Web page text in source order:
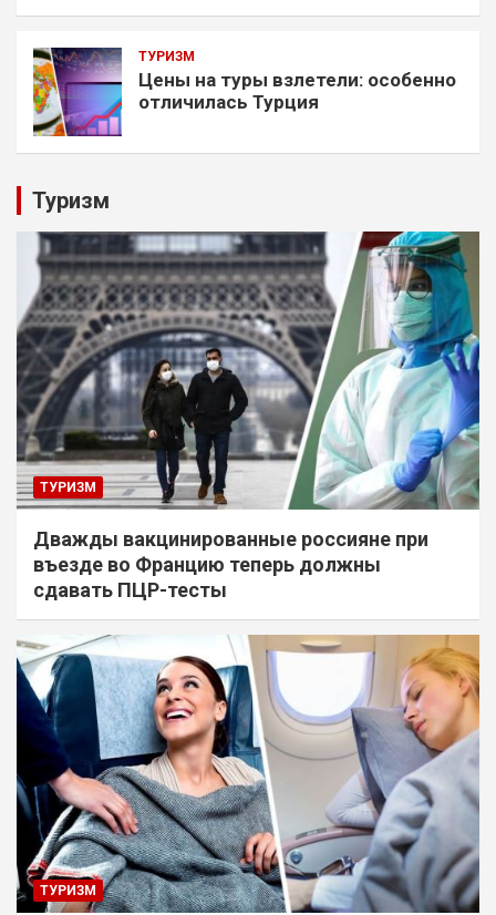
ТУРИЗМ
Цены на туры взлетели: особенно
отличилась Турция
Туризм
ТУРИЗМ
Дважды вакцинированные россияне при
въезде во Францию теперь должны
сдавать ПЦР-тесты
ТУРИЗМ